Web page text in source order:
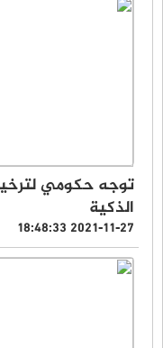
توجه حكومي
الذكية
2021-11-27 18:48:33